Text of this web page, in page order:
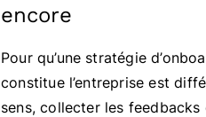
encore
Pour qu’une stratégie
constitue l’entreprise est
sens, collecter les